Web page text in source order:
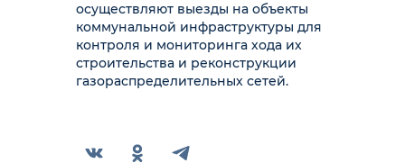
осуществляют выезды на объекты
коммунальной инфраструктуры для
контроля и мониторинга хода их
строительства и реконструкции
газораспределительных сетей.